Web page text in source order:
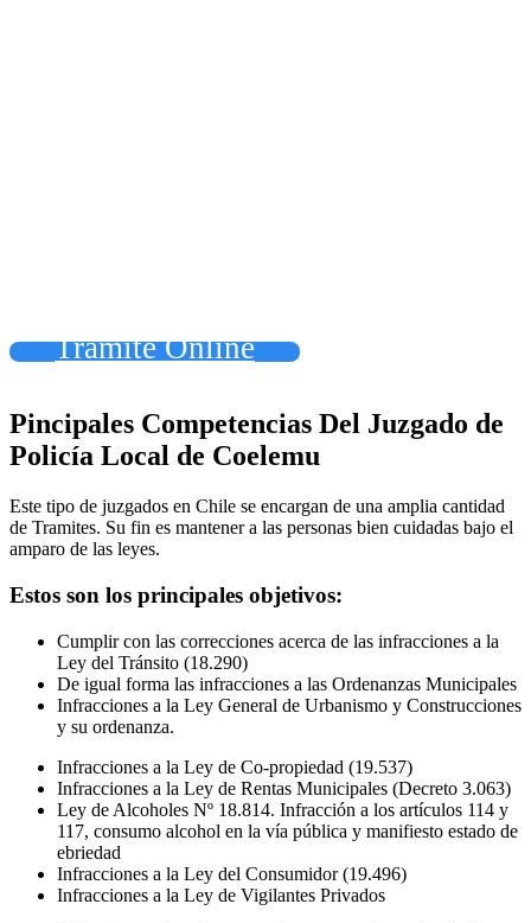
Tramite Online
Pincipales Competencias Del Juzgado de
Policía Local de Coelemu
Este tipo de juzgados en Chile se encargan de una amplia cantidad
de Tramites. Su fin es mantener a las personas bien cuidadas bajo el
amparo de las leyes.
Estos son los principales objetivos:
Cumplir con las correcciones acerca de las infracciones a la
Ley del Tránsito (18.290)
De igual forma las infracciones a las Ordenanzas Municipales
Infracciones a la Ley General de Urbanismo y Construcciones
y su ordenanza.
Infracciones a la Ley de Co-propiedad (19.537)
Infracciones a la Ley de Rentas Municipales (Decreto 3.063)
Ley de Alcoholes Nº 18.814. Infracción a los artículos 114 y
117, consumo alcohol en la vía pública y manifiesto estado de
ebriedad
Infracciones a la Ley del Consumidor (19.496)
Infracciones a la Ley de Vigilantes Privados